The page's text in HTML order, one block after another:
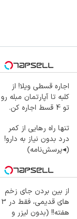
اجاره‌ قسطی ویلا! از
کلبه تا آپارتمان مبله رو
تو 4 قسط اجاره کن.
تنها راه رهایی از کمر
درد بدون نیاز به دارو!
(◂پرسش‌نامه)
از بین بردن جای زخم
های قدیمی، فقط در 3
هفته!! (بدون لیزر و